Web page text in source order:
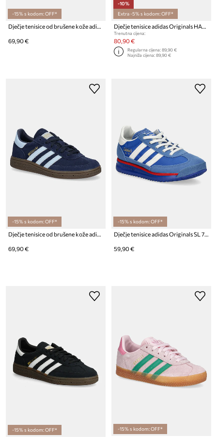
-15% s kodom: OFF*
Dječje tenisice od brušene kože adidas Originals HANDBALL SPEZIAL
69,90 €
-10%
Extra -5% s kodom: OFF*
Dječje tenisice adidas Originals HANDBALL SPEZIAL
Trenutna cijena:
80,90 €
Regularna cijena:89,90 €
Najniža cijena:89,90 €
-15% s kodom: OFF*
69,90 €
-15% s kodom: OFF*
59,90 €
-15% s kodom: OFF* -15% s kodom: OFF*